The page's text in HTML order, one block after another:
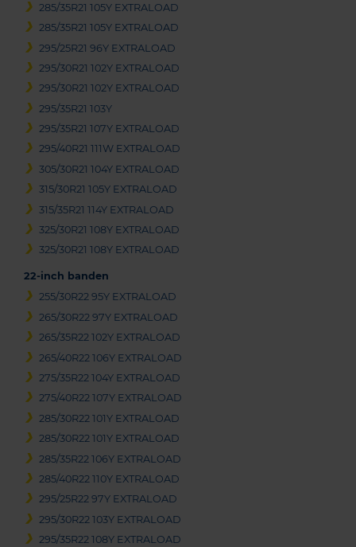
285/35R21 105Y EXTRALOAD
285/35R21 105Y EXTRALOAD
295/25R21 96Y EXTRALOAD
295/30R21 102Y EXTRALOAD
295/30R21 102Y EXTRALOAD
295/35R21 103Y
295/35R21 107Y EXTRALOAD
295/40R21 111W EXTRALOAD
305/30R21 104Y EXTRALOAD
315/30R21 105Y EXTRALOAD
315/35R21 114Y EXTRALOAD
325/30R21 108Y EXTRALOAD
325/30R21 108Y EXTRALOAD
22-inch banden
255/30R22 95Y EXTRALOAD
265/30R22 97Y EXTRALOAD
265/35R22 102Y EXTRALOAD
265/40R22 106Y EXTRALOAD
275/35R22 104Y EXTRALOAD
275/40R22 107Y EXTRALOAD
285/30R22 101Y EXTRALOAD
285/30R22 101Y EXTRALOAD
285/35R22 106Y EXTRALOAD
285/40R22 110Y EXTRALOAD
295/25R22 97Y EXTRALOAD
295/30R22 103Y EXTRALOAD
295/35R22 108Y EXTRALOAD